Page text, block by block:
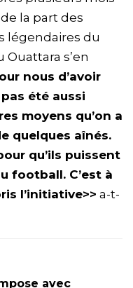
la part des
légendaires du
s’en
nous d’avoir
été aussi
moyens qu’on a
quelques aînés.
qu’ils puissent
football. C’est à
l’initiative>> a-t-
avec